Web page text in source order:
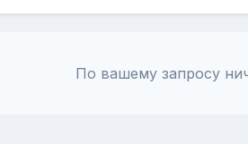
По вашему запросу